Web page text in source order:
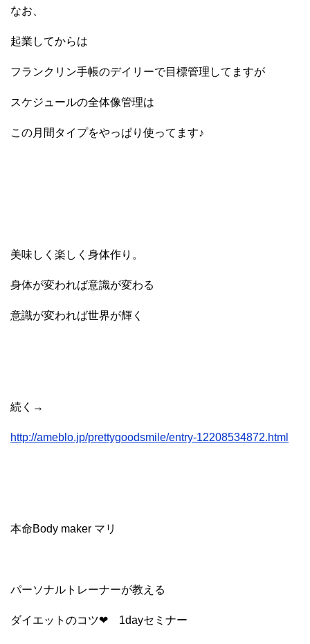
なお、
起業してからは
フランクリン手帳のデイリーで目標管理してますが
スケジュールの全体像管理は
この月間タイプをやっぱり使ってます♪
美味しく楽しく身体作り。
身体が変われば意識が変わる
意識が変われば世界が輝く
続く→
http://ameblo.jp/prettygoodsmile/entry-12208534872.html
本命Body maker マリ
パーソナルトレーナーが教える
ダイエットのコツ❤ 1dayセミナー